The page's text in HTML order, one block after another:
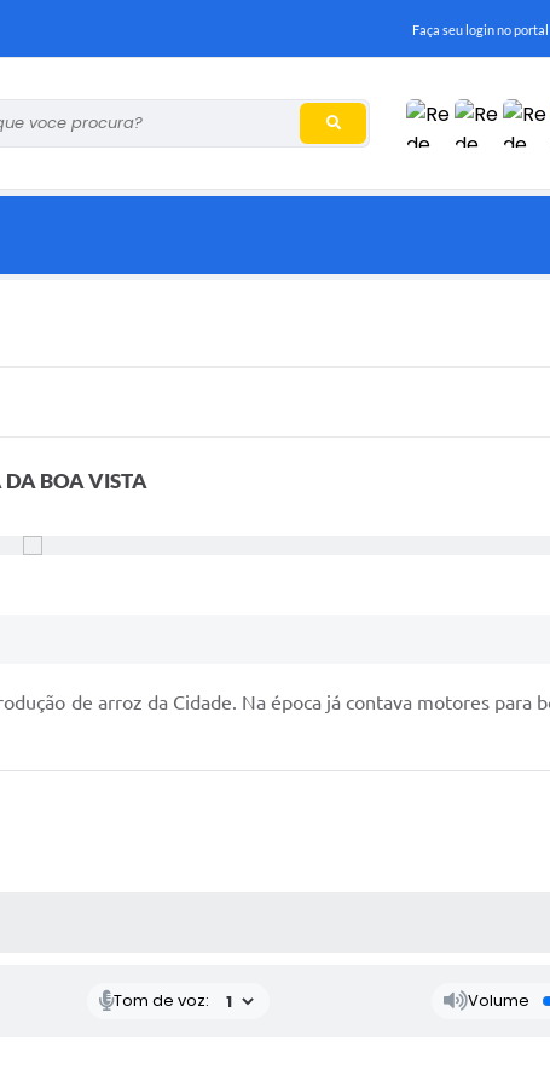
Faça seu login no portal
DA BOA VISTA
de arroz da Cidade. Na época já contava motores para
Tom de voz: Volume